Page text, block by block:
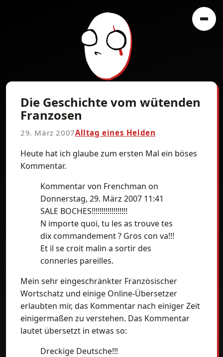
Die Geschichte vom wütenden
Franzosen
29. März 2007Alltag eines Helden
Heute hat ich glaube zum ersten Mal ein böses
Kommentar.
Kommentar von Frenchman on
Donnerstag, 29. März 2007 11:41
SALE BOCHES!!!!!!!!!!!!!!!!!!
N importe quoi, tu les as trouve tes
dix commandement ? Gros con va!!!
Et il se croit malin a sortir des
conneries pareilles.
Mein sehr eingeschränkter Französischer
Wortschatz und einige Online-Übersetzer
erlaubten mir, das Kommentar nach einiger Zeit
einigermaßen zu verstehen. Das Kommentar
lautet übersetzt in etwas so:
Dreckige Deutsche!!!